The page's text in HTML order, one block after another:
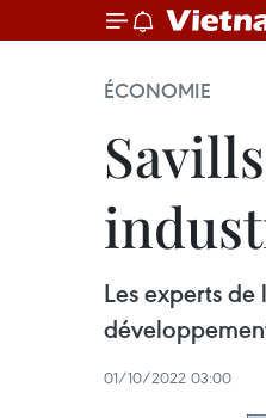
ÉCONOMIE
Les experts
01/10/2022 03:00